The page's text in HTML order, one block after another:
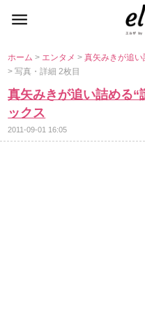
ホーム> エンタメ>真矢みきが追い
> 写真・詳細 2枚目
真矢みきが追い詰める“
ックス
2011-09-01 16:05